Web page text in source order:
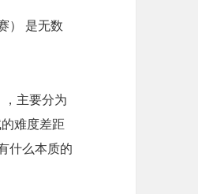
） 是无数
主要分为
难度差距
什么本质的